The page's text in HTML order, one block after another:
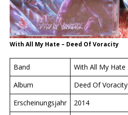
With All My Hate ‎– Deed Of Voracity
Band
With All My Hate
Album
Deed Of Voracity
Erscheinungsjahr
2014